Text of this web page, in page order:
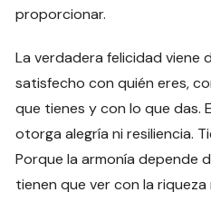
proporcionar.
La verdadera felicidad viene
satisfecho con quién eres,
que tienes y con lo que das.
otorga alegría ni resiliencia.
Porque la armonía depende
tienen que ver con la